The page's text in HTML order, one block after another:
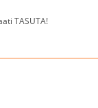
TASUTA!